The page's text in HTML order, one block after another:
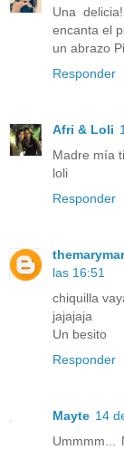
Una
encanta el
un abrazo
Responder
Afri & Loli
Madre mía
loli
Responder
las 16:51
chiquilla
jajajaja
Un besito
Responder
Mayte 14
Ummmm...